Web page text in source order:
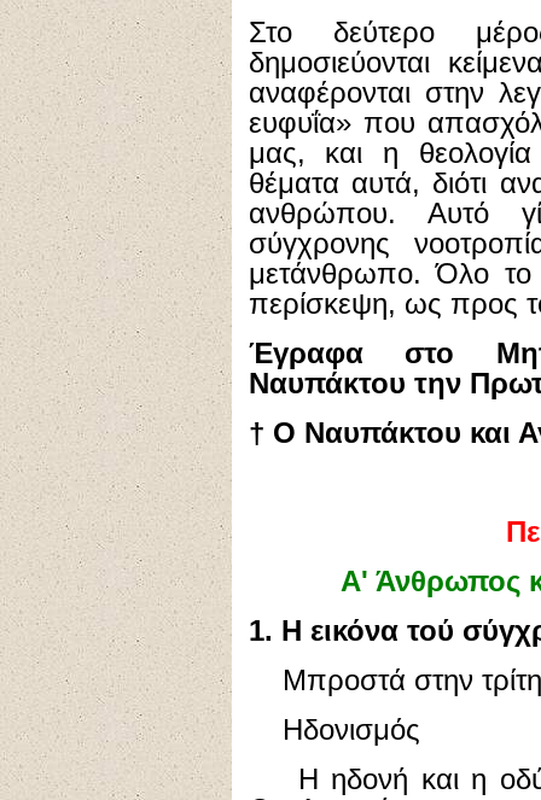
Στο δεύτερο
δημοσιεύονται
αναφέρονται στην
ευφυΐα» που
μας, και η
θέματα αυτά, διότι
ανθρώπου. Αυτό
σύγχρονης
μετάνθρωπο. Όλο το
περίσκεψη, ως προς
Έγραφα στο
Ναυπάκτου την
† Ο Ναυπάκτου και
Α' Άνθρωπος
1. Η εικόνα τού
Μπροστά στην τρίτη
Ηδονισμός
Η ηδονή και η